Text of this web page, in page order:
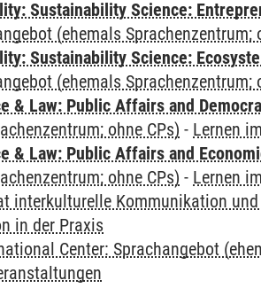
Sustainability Science:
(ehemals Sprachenzentrum;
Sustainability Science:
(ehemals Sprachenzentrum;
& Law: Public Affairs and
ohne CPs) - Lernen
& Law: Public Affairs and
ohne CPs) - Lernen
interkulturelle Kommunikation und
in der Praxis
Center: Sprachangebot